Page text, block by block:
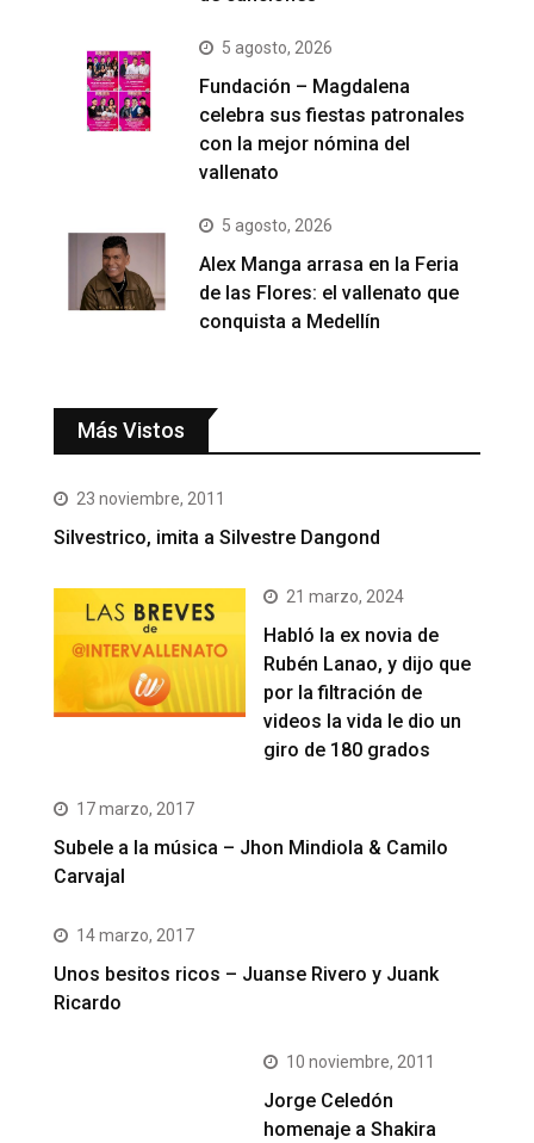
5 agosto, 2026
Fundación – Magdalena
celebra sus fiestas patronales
con la mejor nómina del
vallenato
5 agosto, 2026
Alex Manga arrasa en la Feria
de las Flores: el vallenato que
conquista a Medellín
Más Vistos
23 noviembre, 2011
Silvestrico, imita a Silvestre Dangond
21 marzo, 2024
Habló la ex novia de
Rubén Lanao, y dijo que
por la filtración de
videos la vida le dio un
giro de 180 grados
17 marzo, 2017
Subele a la música – Jhon Mindiola & Camilo
Carvajal
14 marzo, 2017
Unos besitos ricos – Juanse Rivero y Juank
Ricardo
10 noviembre, 2011
Jorge Celedón
homenaje a Shakira